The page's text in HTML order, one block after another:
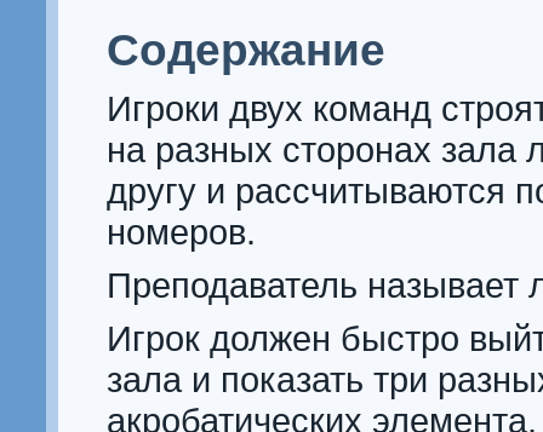
Содержание
Игроки двух команд
на разных сторонах зала
другу и рассчитываются
номеров.
Преподаватель
Игрок должен быстро
зала и показать три
акробатических элемента.